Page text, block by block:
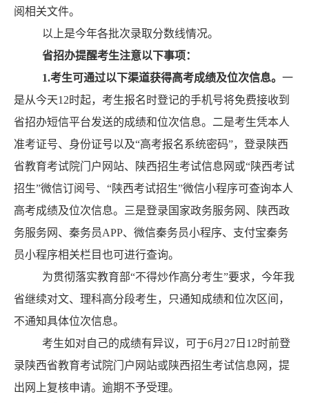
阅相关文件。
以上是今年各批次录取分数线情况。
省招办提醒考生注意以下事项：
1.考生可通过以下渠道获得高考成绩及位次信息。 一
是从今天12时起，考生报名时登记的手机号将免费接收到
省招办短信平台发送的成绩和位次信息。二是考生凭本人
准考证号、身份证号以及“高考报名系统密码”，登录陕西
省教育考试院门户网站、陕西招生考试信息网或“陕西考试
招生”微信订阅号、 “陕西考试招生”微信小程序可查询本人
高考成绩及位次信息。三是登录国家政务服务网、陕西政
务服务网、秦务员APP、微信秦务员小程序、支付宝秦务
员小程序相关栏目也可进行查询。
为贯彻落实教育部“不得炒作高分考生”要求，今年我
省继续对文、理科高分段考生，只通知成绩和位次区间，
不通知具体位次信息。
考生如对自己的成绩有异议，可于6月 27 日 12时前登
录陕西省教育考试院门户网站或陕西招生考试信息网，提
出网上复核申请。逾期不予受理。